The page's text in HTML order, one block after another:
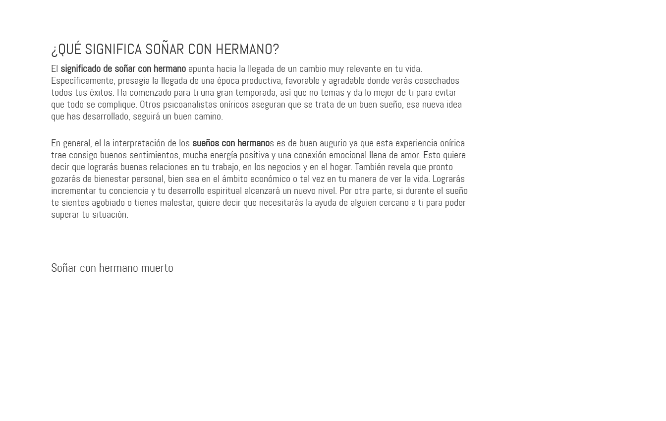
¿QUÉ SIGNIFICA SOÑAR CON HERMANO?
El significado de soñar con hermano apunta hacia la llegada de un cambio muy relevante en tu vida.
Específicamente, presagia la llegada de una época productiva, favorable y agradable donde verás cosechados
todos tus éxitos. Ha comenzado para ti una gran temporada, así que no temas y da lo mejor de ti para evitar
que todo se complique. Otros psicoanalistas oníricos aseguran que se trata de un buen sueño, esa nueva idea
que has desarrollado, seguirá un buen camino.
En general, el la interpretación de los sueños con hermanos es de buen augurio ya que esta experiencia onírica
trae consigo buenos sentimientos, mucha energía positiva y una conexión emocional llena de amor. Esto quiere
decir que lograrás buenas relaciones en tu trabajo, en los negocios y en el hogar. También revela que pronto
gozarás de bienestar personal, bien sea en el ámbito económico o tal vez en tu manera de ver la vida. Lograrás
incrementar tu conciencia y tu desarrollo espiritual alcanzará un nuevo nivel. Por otra parte, si durante el sueño
te sientes agobiado o tienes malestar, quiere decir que necesitarás la ayuda de alguien cercano a ti para poder
superar tu situación.
Soñar con hermano muerto